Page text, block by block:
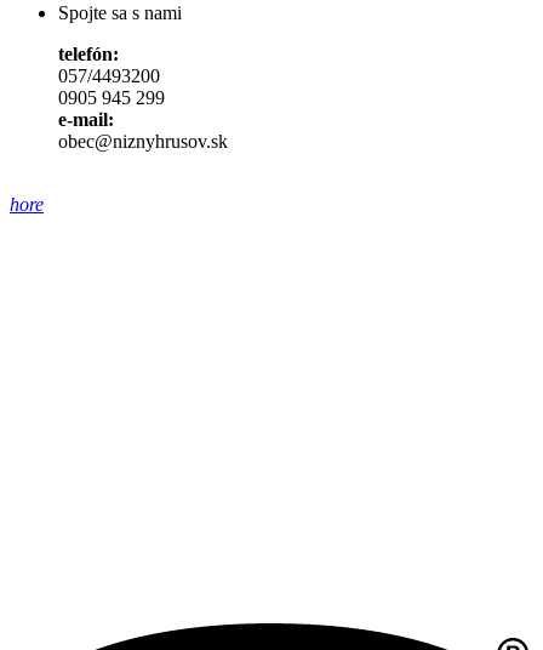
Spojte sa s nami
telefón:
057/4493200
0905 945 299
e-mail:
obec@niznyhrusov.sk
hore